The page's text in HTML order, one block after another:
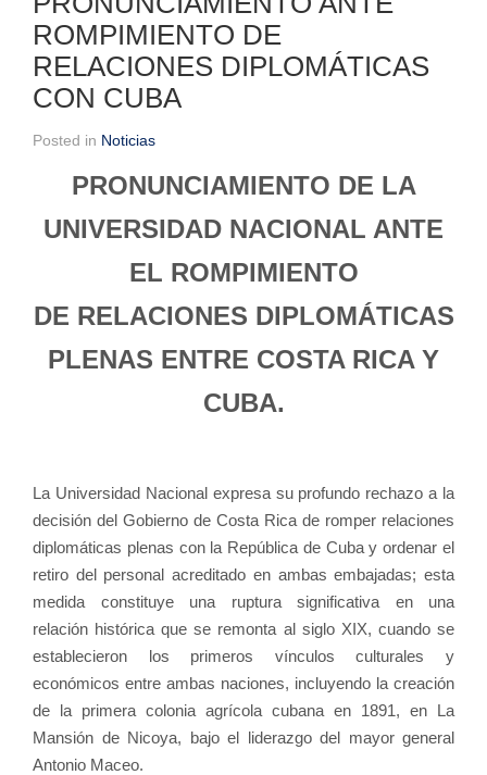
ROMPIMIENTO DE
RELACIONES DIPLOMÁTICAS
CON CUBA
Posted in Noticias
PRONUNCIAMIENTO DE LA
UNIVERSIDAD NACIONAL ANTE
EL ROMPIMIENTO
DE RELACIONES DIPLOMÁTICAS
PLENAS ENTRE COSTA RICA Y
CUBA.
La Universidad Nacional expresa su profundo rechazo a la
decisión del Gobierno de Costa Rica de romper relaciones
diplomáticas plenas con la República de Cuba y ordenar el
retiro del personal acreditado en ambas embajadas; esta
medida constituye una ruptura significativa en una
relación histórica que se remonta al siglo XIX, cuando se
establecieron los primeros vínculos culturales y
económicos entre ambas naciones, incluyendo la creación
de la primera colonia agrícola cubana en 1891, en La
Mansión de Nicoya, bajo el liderazgo del mayor general
Antonio Maceo.